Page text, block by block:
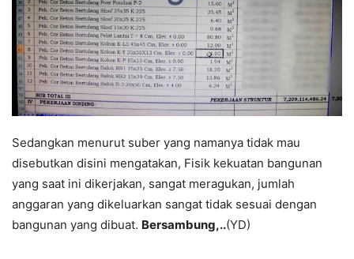
Sedangkan menurut suber yang namanya tidak mau
disebutkan disini mengatakan, Fisik kekuatan bangunan
yang saat ini dikerjakan, sangat meragukan, jumlah
anggaran yang dikeluarkan sangat tidak sesuai dengan
bangunan yang dibuat. Bersambung,..(YD)